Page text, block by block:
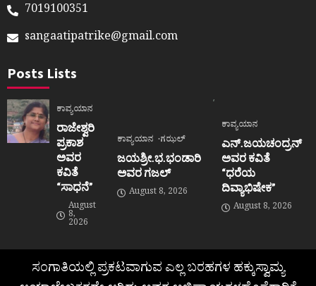
7019100351
sangaatipatrike@gmail.com
Posts Lists
ಕಾವ್ಯಯಾನ
ರಾಜೇಶ್ವರಿ
ಪ್ರಕಾಶ
ಅವರ
ಕವಿತೆ
“ಸಾಧನೆ”
August
8,
2026
ಕಾವ್ಯಯಾನ ಗಝಲ್
ಜಯಶ್ರೀ.ಭ.ಭಂಡಾರಿ
ಅವರ ಗಜಲ್
August 8, 2026
ಕಾವ್ಯಯಾನ
ಎನ್.ಜಯಚಂದ್ರನ್
ಅವರ ಕವಿತೆ
“ಧರೆಯ
ದಿವ್ಯಾಭಿಷೇಕ”
August 8, 2026
ಸಂಗಾತಿಯಲ್ಲಿ ಪ್ರಕಟವಾಗುವ ಎಲ್ಲ ಬರಹಗಳ ಹಕ್ಕುಸ್ವಾಮ್ಯ